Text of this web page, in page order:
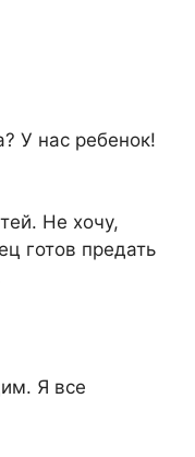
У нас ребенок!
Не хочу,
готов предать
Я все